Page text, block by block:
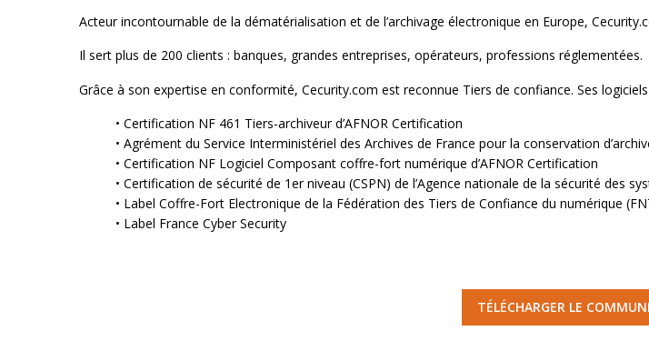
Acteur incontournable de la dématérialisation et de l’archivage électronique en Europe,
Il sert plus de 200 clients : banques, grandes entreprises, opérateurs, professions réglementées.
Grâce à son expertise en conformité, Cecurity.com est reconnue Tiers de confiance. Ses
• Certification NF 461 Tiers-archiveur d’AFNOR Certification
• Agrément du Service Interministériel des Archives de France pour la conservation
• Certification NF Logiciel Composant coffre-fort numérique d’AFNOR Certification
• Certification de sécurité de 1er niveau (CSPN) de l’Agence nationale de la sécurité des
• Label Coffre-Fort Electronique de la Fédération des Tiers de Confiance du numérique
• Label France Cyber Security
TÉLÉCHARGER LE